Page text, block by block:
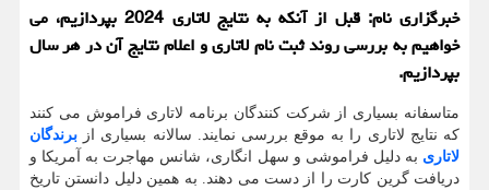
خبرگزاری نام: قبل از آنکه به نتایج لاتاری 2024 بپردازیم، می
خواهیم به بررسی روند ثبت نام لاتاری و اعلام نتایج آن در هر سال
بپردازیم.
متاسفانه بسیاری از شرکت کنندگان برنامه لاتاری فراموش می کنند
که نتایج لاتاری را به موقع بررسی نمایند. سالانه بسیاری از برندگان
لاتاری به دلیل فراموشی و سهل انگاری، شانس مهاجرت به آمریکا و
دریافت گرین کارت را از دست می دهند. به همین دلیل دانستن تاریخ